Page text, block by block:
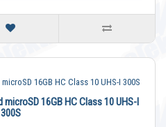
16GB HC Class 10 UHS-I
300S